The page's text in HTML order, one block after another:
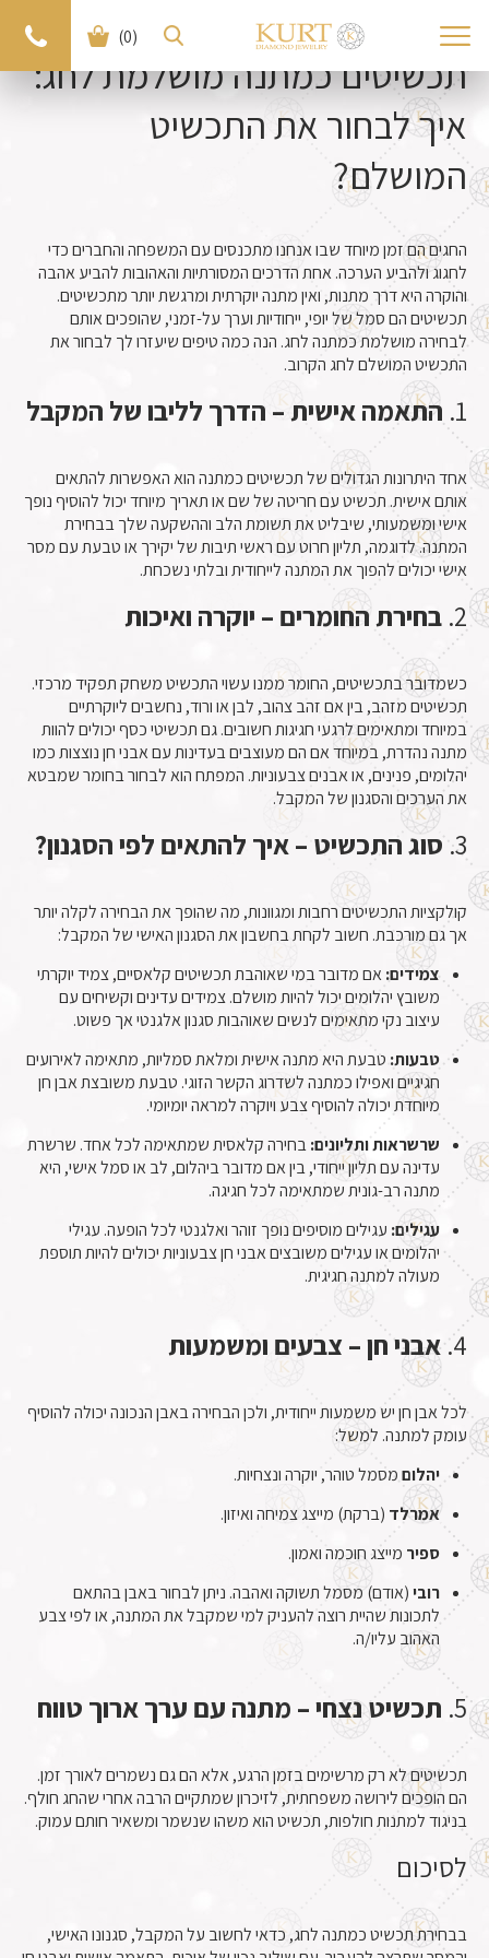
(0)
תכשיטים כמתנה מושלמת לחג:
איך לבחור את התכשיט
המושלם?
החגים הם זמן מיוחד שבו אנחנו מתכנסים עם המשפחה והחברים כדי
לחגוג ולהביע הערכה. אחת הדרכים המסורתיות והאהובות להביע אהבה
והוקרה היא דרך מתנות, ואין מתנה יוקרתית ומרגשת יותר מתכשיטים.
תכשיטים הם סמל של יופי, ייחודיות וערך על-זמני, שהופכים אותם
לבחירה מושלמת כמתנה לחג. הנה כמה טיפים שיעזרו לך לבחור את
התכשיט המושלם לחג הקרוב.
1. התאמה אישית – הדרך לליבו של המקבל
אחד היתרונות הגדולים של תכשיטים כמתנה הוא האפשרות להתאים
אותם אישית. תכשיט עם חריטה של שם או תאריך מיוחד יכול להוסיף נופך
אישי ומשמעותי, שיבליט את תשומת הלב וההשקעה שלך בבחירת
המתנה. לדוגמה, תליון חרוט עם ראשי תיבות של יקירך או טבעת עם מסר
אישי יכולים להפוך את המתנה לייחודית ובלתי נשכחת.
2. בחירת החומרים – יוקרה ואיכות
כשמדובר בתכשיטים, החומר ממנו עשוי התכשיט משחק תפקיד מרכזי.
תכשיטים מזהב, בין אם זהב צהוב, לבן או ורוד, נחשבים ליוקרתיים
במיוחד ומתאימים לרגעי חגיגות חשובים. גם תכשיטי כסף יכולים להוות
מתנה נהדרת, במיוחד אם הם מעוצבים בעדינות עם אבני חן נוצצות כמו
יהלומים, פנינים, או אבנים צבעוניות. המפתח הוא לבחור בחומר שמבטא
את הערכים והסגנון של המקבל.
3. סוג התכשיט – איך להתאים לפי הסגנון?
קולקציות התכשיטים רחבות ומגוונות, מה שהופך את הבחירה לקלה יותר
אך גם מורכבת. חשוב לקחת בחשבון את הסגנון האישי של המקבל:
צמידים:אם מדובר במי שאוהבת תכשיטים קלאסיים, צמיד יוקרתי
משובץ יהלומים יכול להיות מושלם. צמידים עדינים וקשיחים עם
עיצוב נקי מתאימים לנשים שאוהבות סגנון אלגנטי אך פשוט.
טבעות: טבעת היא מתנה אישית ומלאת סמליות, מתאימה לאירועים
חגיגיים ואפילו כמתנה לשדרוג הקשר הזוגי. טבעת משובצת אבן חן
מיוחדת יכולה להוסיף צבע ויוקרה למראה יומיומי.
שרשראות ותליונים:בחירה קלאסית שמתאימה לכל אחד. שרשרת
עדינה עם תליון ייחודי, בין אם מדובר ביהלום, לב או סמל אישי, היא
מתנה רב-גונית שמתאימה לכל חגיגה.
עגילים: עגילים מוסיפים נופך זוהר ואלגנטי לכל הופעה. עגילי
יהלומים או עגילים משובצים אבני חן צבעוניות יכולים להיות תוספת
מעולה למתנה חגיגית.
4. אבני חן – צבעים ומשמעות
לכל אבן חן יש משמעות ייחודית, ולכן הבחירה באבן הנכונה יכולה להוסיף
עומק למתנה. למשל:
יהלוםמסמל טוהר, יוקרה ונצחיות.
אמרלד (ברקת) מייצג צמיחה ואיזון.
ספיר מייצג חוכמה ואמון.
רובי(אודם) מסמל תשוקה ואהבה. ניתן לבחור באבן בהתאם
לתכונות שהיית רוצה להעניק למי שמקבל את המתנה, או לפי צבע
האהוב עליו/ה.
5. תכשיט נצחי – מתנה עם ערך ארוך טווח
תכשיטים לא רק מרשימים בזמן הרגע, אלא הם גם נשמרים לאורך זמן.
הם הופכים לירושה משפחתית, לזיכרון שמתקיים הרבה אחרי שהחג חולף.
בניגוד למתנות חולפות, תכשיט הוא משהו שנשמר ומשאיר חותם עמוק.
לסיכום
בבחירת תכשיט כמתנה לחג, כדאי לחשוב על המקבל, סגנונו האישי,